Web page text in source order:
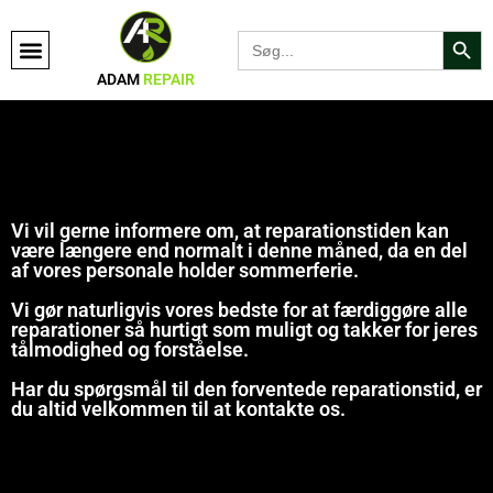
ADAM REPAIR
Search
for:
Search
Vi vil gerne informere om, at reparationstiden kan
være længere end normalt i denne måned, da en del
af vores personale holder sommerferie.
Vi gør naturligvis vores bedste for at færdiggøre alle
reparationer så hurtigt som muligt og takker for jeres
tålmodighed og forståelse.
Har du spørgsmål til den forventede reparationstid, er
du altid velkommen til at kontakte os.